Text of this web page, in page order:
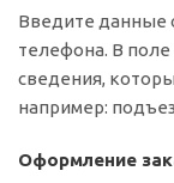
Введите данные
телефона. В поле
сведения,
например:
Оформление